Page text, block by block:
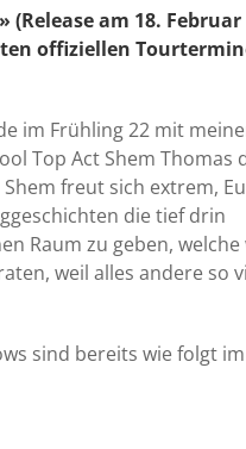
am 18. Februar
offiziellen
im Frühling 22 mit
Top Act Shem Thomas
freut sich extrem,
die tief drin
Raum zu geben, welche
weil alles andere so
sind bereits wie folgt im